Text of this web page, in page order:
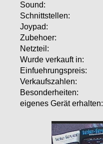
Sound:
Schnittstellen:
Joypad:
Zubehoer:
Netzteil:
Wurde verkauft in:
Einfuehrungspreis:
Verkaufszahlen:
Besonderheiten:
eigenes Gerät erhalten: